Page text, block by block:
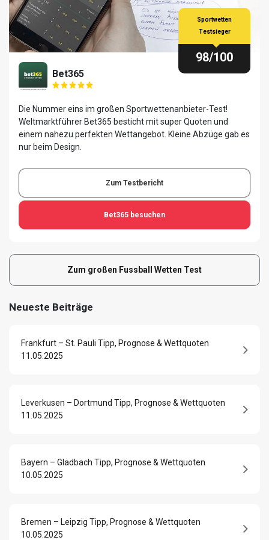
Bet365
Sportwetten
Testsieger
98/100
Die Nummer eins im großen Sportwettenanbieter-Test!
Weltmarktführer Bet365 besticht mit super Quoten und
einem nahezu perfekten Wettangebot. Kleine Abzüge gab es
nur beim Design.
Zum Testbericht
Bet365 besuchen
Zum großen Fussball Wetten Test
Neueste Beiträge
Frankfurt – St. Pauli Tipp, Prognose & Wettquoten
11.05.2025
Leverkusen – Dortmund Tipp, Prognose & Wettquoten
11.05.2025
Bayern – Gladbach Tipp, Prognose & Wettquoten
10.05.2025
Bremen – Leipzig Tipp, Prognose & Wettquoten
10.05.2025